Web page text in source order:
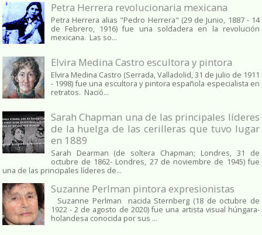
Petra Herrera revolucionaria mexicana
Petra Herrera alias "Pedro Herrera" (29 de Junio, 1887 - 14
de Febrero, 1916) fue una soldadera en la revolución
mexicana. Las so...
Elvira Medina Castro escultora y pintora
Elvira Medina Castro (Serrada, Valladolid, 31 de julio de 1911
- 1998) fue una escultora y pintora española especialista en
retratos. Nació...
Sarah Chapman una de las principales líderes
de la huelga de las cerilleras que tuvo lugar
en 1889
Sarah Dearman (de soltera Chapman; Londres, 31 de
octubre de 1862​- Londres, 27 de noviembre de 1945)​ fue
una de las principales líderes de...
Suzanne Perlman pintora expresionistas
Suzanne Perlman nacida Sternberg (18 de octubre de
1922 - 2 de agosto de 2020) fue una artista visual húngara-
holandesa conocida por sus ...